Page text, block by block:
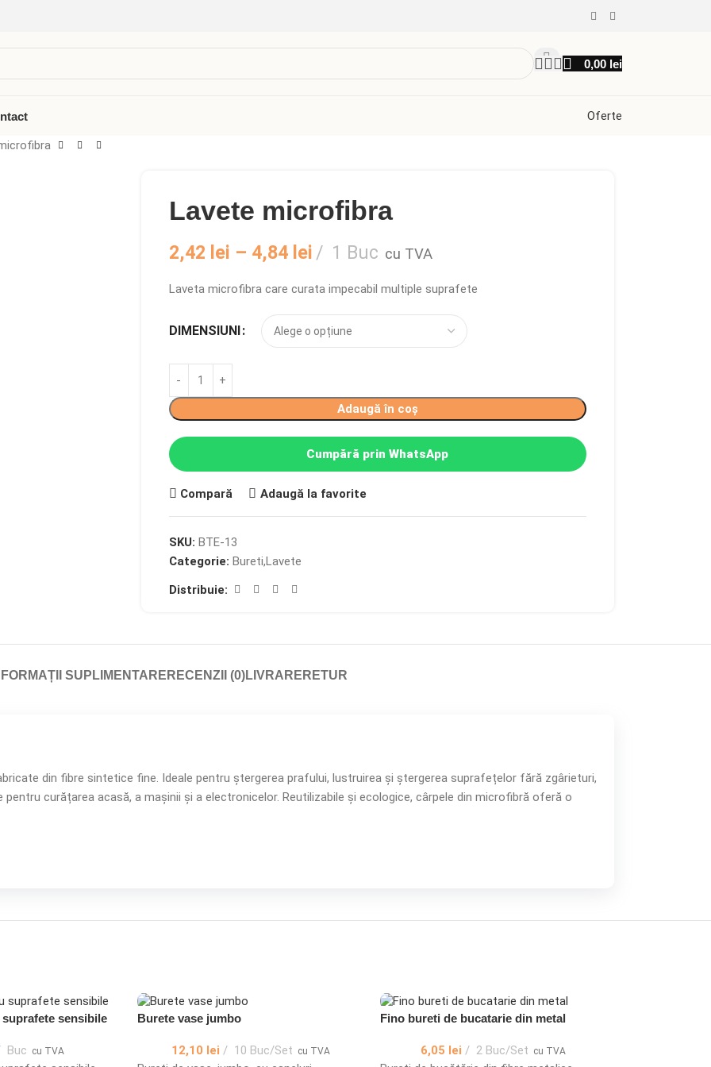
0,00 lei
Oferte
Lavete microfibra
2,42 lei – 4,84 lei 1 Buc cu TVA
Laveta microfibra care curata impecabil multiple suprafete
DIMENSIUNI
Adaugă în coș
Cumpără prin WhatsApp
Compară Adaugă la favorite
SKU: BTE-13
Categorie: Bureti,Lavete
Distribuie:
SUPLIMENTARE RECENZII (0)LIVRARE RETUR
din fibre sintetice fine. Ideale pentru ștergerea prafului, lustruirea și ștergerea suprafețelor fără zgârieturi,
curățarea acasă, a mașinii și a electronicelor. Reutilizabile și ecologice, cârpele din microfibră oferă o
sensibile
Buc cu TVA
Burete vase jumbo
12,10 lei 10 Buc/Set cu TVA
Fino bureti de bucatarie din metal
6,05 lei 2 Buc/Set cu TVA